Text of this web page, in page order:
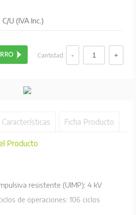
C/U (IVA Inc.)
Cantidad:
Características Ficha Producto
Producto
resistente (UIMP): 4 kV
de operaciones: 106 ciclos